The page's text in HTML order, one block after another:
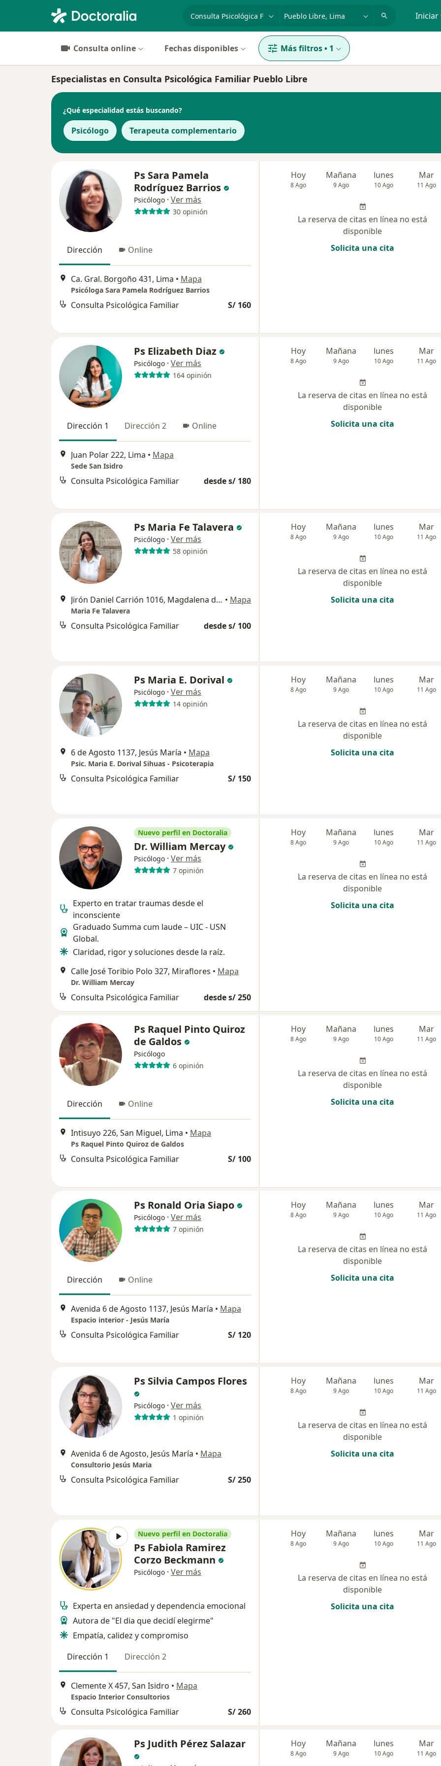
especialidad, enfermedad o nombre Iniciar
Consulta online Fechas disponibles Más filtros• 1
Especialistas en Consulta Psicológica Familiar Pueblo Libre
¿Qué especialidad estás buscando?
Psicólogo Terapeuta complementario
Ps Sara Pamela
Rodríguez Barrios
Psicólogo · Ver más
30 opinión
Dirección Online
Ca. Gral. Borgoño 431, Lima • Mapa
Psicóloga Sara Pamela Rodríguez Barrios
Consulta Psicológica Familiar S/ 160
Hoy
8 Ago
Mañana
9 Ago
lunes
10 Ago
Mar
11 Ago
La reserva de citas en línea no está
disponible
Solicita una cita
Ps Elizabeth Diaz
Psicólogo · Ver más
164 opinión
Dirección 1 Dirección 2 Online
Juan Polar 222, Lima • Mapa
Sede San Isidro
Consulta Psicológica Familiar desde s/ 180
Hoy
8 Ago
Mañana
9 Ago
lunes
10 Ago
Mar
11 Ago
La reserva de citas en línea no está
disponible
Solicita una cita
Ps Maria Fe Talavera
Psicólogo · Ver más
58 opinión
Jirón Daniel Carrión 1016, Magdalena del Mar • Mapa
Maria Fe Talavera
Consulta Psicológica Familiar desde s/ 100
Hoy
8 Ago
Mañana
9 Ago
lunes
10 Ago
Mar
11 Ago
La reserva de citas en línea no está
disponible
Solicita una cita
Ps Maria E. Dorival
Psicólogo · Ver más
14 opinión
6 de Agosto 1137, Jesús María • Mapa
Psic. Maria E. Dorival Sihuas - Psicoterapia
Consulta Psicológica Familiar S/ 150
Hoy
8 Ago
Mañana
9 Ago
lunes
10 Ago
Mar
11 Ago
La reserva de citas en línea no está
disponible
Solicita una cita
Nuevo perfil en Doctoralia
Dr. William Mercay
Psicólogo · Ver más
7 opinión
Experto en tratar traumas desde el
inconsciente
Graduado Summa cum laude – UIC - USN
Global.
Claridad, rigor y soluciones desde la raíz.
Calle José Toribio Polo 327, Miraflores • Mapa
Dr. William Mercay
Consulta Psicológica Familiar desde s/ 250
Hoy
8 Ago
Mañana
9 Ago
lunes
10 Ago
Mar
11 Ago
La reserva de citas en línea no está
disponible
Solicita una cita
Ps Raquel Pinto Quiroz
de Galdos
Psicólogo
6 opinión
Dirección Online
Intisuyo 226, San Miguel, Lima • Mapa
Ps Raquel Pinto Quiroz de Galdos
Consulta Psicológica Familiar S/ 100
Hoy
8 Ago
Mañana
9 Ago
lunes
10 Ago
Mar
11 Ago
La reserva de citas en línea no está
disponible
Solicita una cita
Ps Ronald Oria Siapo
Psicólogo · Ver más
7 opinión
Dirección Online
Avenida 6 de Agosto 1137, Jesús María • Mapa
Espacio interior - Jesús María
Consulta Psicológica Familiar S/ 120
Hoy
8 Ago
Mañana
9 Ago
lunes
10 Ago
Mar
11 Ago
La reserva de citas en línea no está
disponible
Solicita una cita
Ps Silvia Campos Flores
Psicólogo · Ver más
1 opinión
Avenida 6 de Agosto, Jesús María • Mapa
Consultorio Jesús Maria
Consulta Psicológica Familiar S/ 250
Hoy
8 Ago
Mañana
9 Ago
lunes
10 Ago
Mar
11 Ago
La reserva de citas en línea no está
disponible
Solicita una cita
Nuevo perfil en Doctoralia
Ps Fabiola Ramirez
Corzo Beckmann
Psicólogo · Ver más
Experta en ansiedad y dependencia emocional
Autora de "El dia que decidí elegirme"
Empatía, calidez y compromiso
Dirección 1
Dirección 2
Clemente X 457, San Isidro • Mapa
Espacio Interior Consultorios
Consulta Psicológica Familiar S/ 260
Hoy
8 Ago
Mañana
9 Ago
lunes
10 Ago
Mar
11 Ago
La reserva de citas en línea no está
disponible
Solicita una cita
Ps Judith Pérez Salazar Hoy
8 Ago
Mañana
9 Ago
lunes
10 Ago
Mar
11 Ago